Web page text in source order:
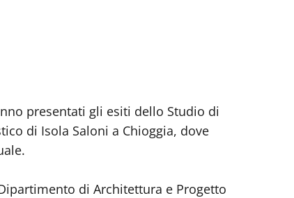
presentati gli esiti dello Studio di
di Isola Saloni a Chioggia, dove
di Architettura e Progetto